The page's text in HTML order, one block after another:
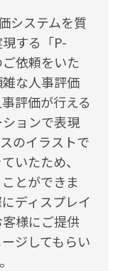
システムを質
する「P-
依頼をいた
な人事評価
評価が行える
ョンで表現
のイラストで
いたため、
とができま
ディスプレイ
様にご提供
ジしてもらい